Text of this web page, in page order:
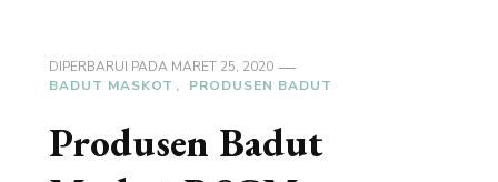
DIPERBARUI PADA MARET 25, 2020
BADUT MASKOT
PRODUSEN BADUT
Produsen Badut